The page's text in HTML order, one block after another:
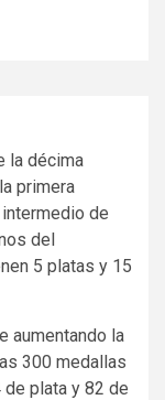
la décima
primera
de
del
5 platas y 15
aumentando la
300 medallas
plata y 82 de